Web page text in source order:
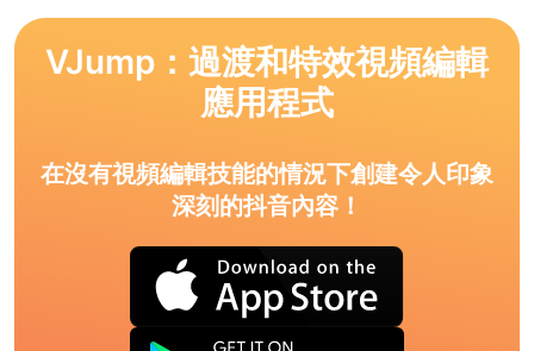
VJump：過渡和特效視頻編輯
應用程式
在沒有視頻編輯技能的情況下創建令人印象
深刻的抖音內容！